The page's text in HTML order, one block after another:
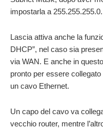
impostarla a 255.255.255.0.
Lascia attiva anche la
DHCP”, nel caso sia
via WAN. E anche in
pronto per essere
un cavo Ethernet.
Un capo del cavo va
vecchio router, mentre